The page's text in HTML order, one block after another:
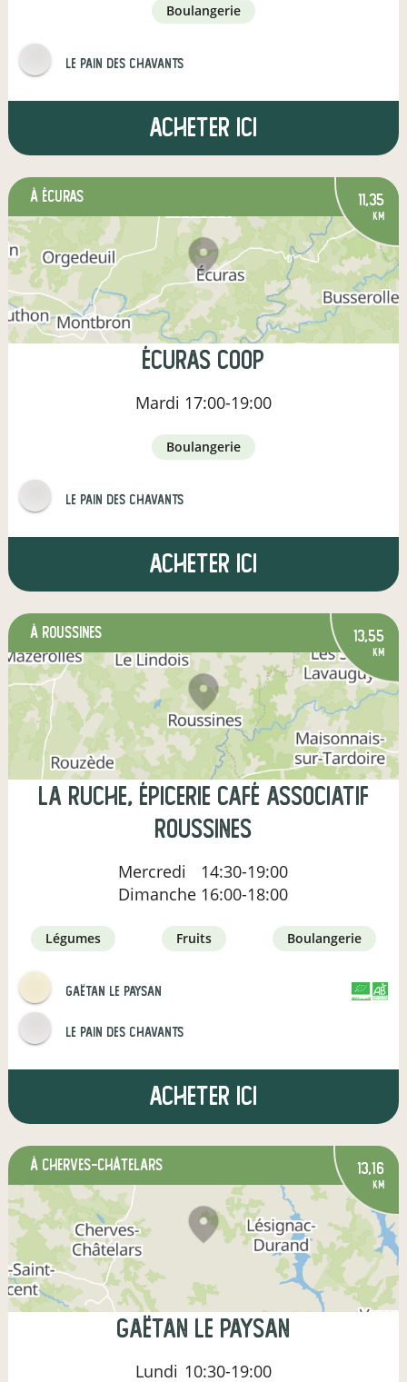
boulangerie
Le pain des Chavants
Acheter ici
à Écuras 11,35
km
Écuras Coop
Mardi 17:00-19:00
boulangerie
Le pain des Chavants
Acheter ici
à Roussines 13,55
km
La Ruche, épicerie café associatif
Roussines
Mercredi
14:30-19:00
Dimanche 16:00-18:00
légumes fruits boulangerie
Gaëtan le paysan
Le pain des Chavants
Acheter ici
à Cherves-Châtelars 13,16
km
Gaëtan le paysan
Lundi 10:30-19:00